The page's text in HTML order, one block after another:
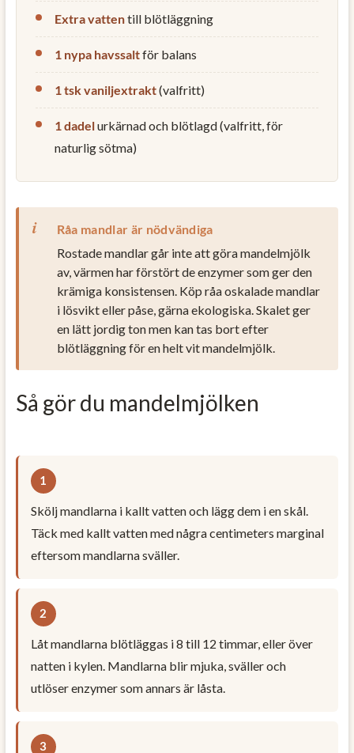
Extra vattentill blötläggning
1 nypa havssaltför balans
1 tsk vaniljextrakt(valfritt)
1 dadelurkärnad och blötlagd (valfritt, för
naturlig sötma)
Råa mandlar är nödvändiga
Rostade mandlar går inte att göra mandelmjölk
av, värmen har förstört de enzymer som ger den
krämiga konsistensen. Köp råa oskalade mandlar
i lösvikt eller påse, gärna ekologiska. Skalet ger
en lätt jordig ton men kan tas bort efter
blötläggning för en helt vit mandelmjölk.
Så gör du mandelmjölken
Skölj mandlarna i kallt vatten och lägg dem i en skål.
Täck med kallt vatten med några centimeters marginal
eftersom mandlarna sväller.
Låt mandlarna blötläggas i 8 till 12 timmar, eller över
natten i kylen. Mandlarna blir mjuka, sväller och
utlöser enzymer som annars är låsta.